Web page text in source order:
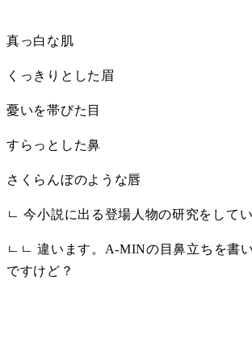
真っ白な肌
くっきりとした眉
憂いを帯びた目
すらっとした鼻
さくらんぼのような唇
ㄴ 今小説に出る登場人物の研究をして
ㄴㄴ 違います。A-MINの目鼻立ちを書
ですけど？